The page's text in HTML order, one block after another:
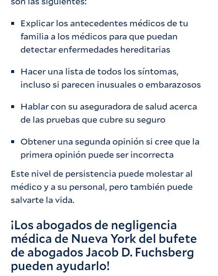
Explicar los antecedentes médicos de tu
familia a los médicos para que puedan
detectar enfermedades hereditarias
Hacer una lista de todos los síntomas,
incluso si parecen inusuales o embarazosos
Hablar con su aseguradora de salud acerca
de las pruebas que cubre su seguro
Obtener una segunda opinión si cree que la
primera opinión puede ser incorrecta
Este nivel de persistencia puede molestar al
médico y a su personal, pero también puede
salvarte la vida.
¡Los abogados de negligencia
médica de Nueva York del bufete
de abogados Jacob D. Fuchsberg
pueden ayudarlo!